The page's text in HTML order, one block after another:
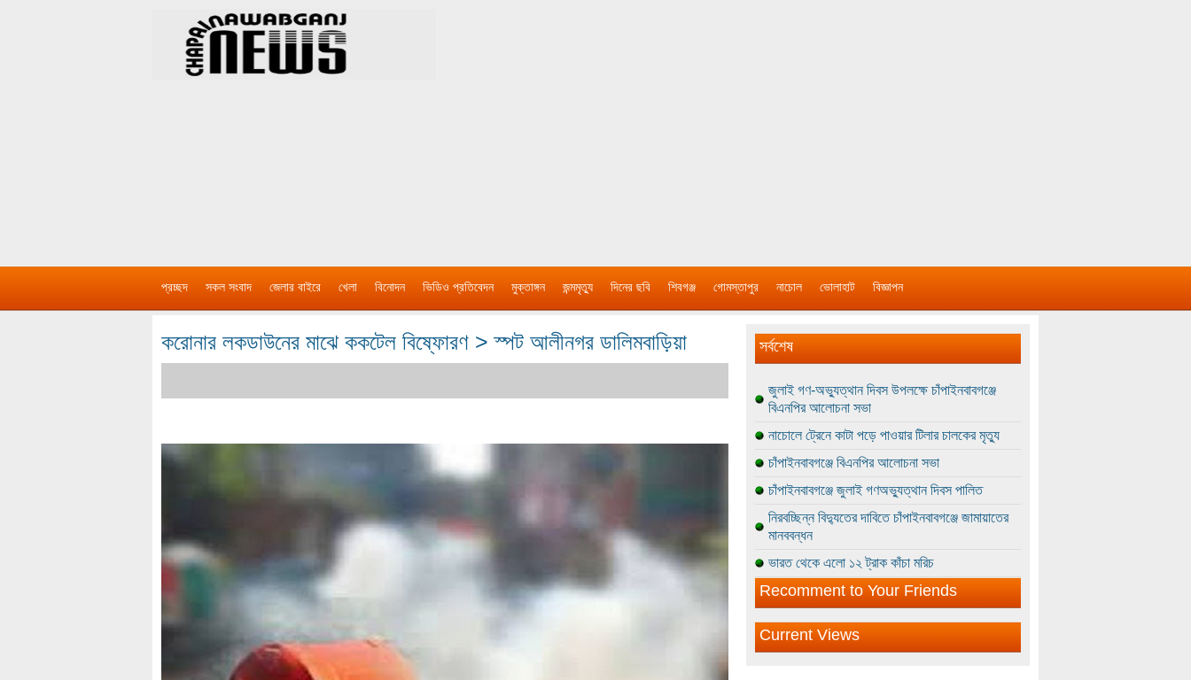
প্রচ্ছদ সকল সংবাদ জেলার বাইরে খেলা বিনোদন ভিডিও প্রতিবেদন মুক্তাঙ্গন জন্মমৃত্যু দিনের ছবি শিবগঞ্জ গোমস্তাপুর নাচোল ভোলাহাট বিজ্ঞাপন
করোনার লকডাউনের মাঝে ককটেল বিষ্ফোরণ > স্পট আলীনগর ডালিমবাড়িয়া সর্বশেষ
জুলাই গণ-অভ্যুত্থান দিবস উপলক্ষে চাঁপাইনবাবগঞ্জে
বিএনপির আলোচনা সভা
নাচোলে ট্রেনে কাটা পড়ে পাওয়ার টিলার চালকের মৃত্যু
চাঁপাইনবাবগঞ্জে বিএনপির আলোচনা সভা
চাঁপাইনবাবগঞ্জে জুলাই গণঅভ্যুত্থান দিবস পালিত
নিরবচ্ছিন্ন বিদ্যুতের দাবিতে চাঁপাইনবাবগঞ্জে জামায়াতের
মানববন্ধন
ভারত থেকে এলো ১২ ট্রাক কাঁচা মরিচ
Recomment to Your Friends
Current Views